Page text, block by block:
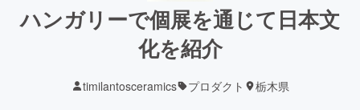
ハンガリーで個展を通じて日本文
化を紹介
timilantosceramics プロダクト 栃木県